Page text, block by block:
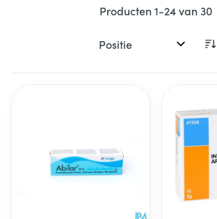
Producten1-24van30
Sorteer op: